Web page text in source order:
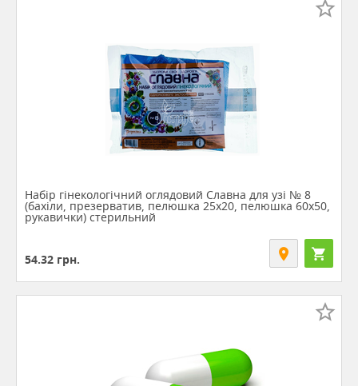
Набір гінекологічний оглядовий Славна для узі № 8
(бахіли, презерватив, пелюшка 25х20, пелюшка 60х50,
рукавички) стерильний
54.32 грн.